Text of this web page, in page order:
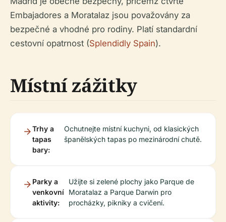
Embajadores a Moratalaz jsou považovány za
bezpečné a vhodné pro rodiny. Platí standardní
cestovní opatrnost (Splendidly Spain).
Místní zážitky
Trhy a
tapas
bary:
Ochutnejte místní kuchyni, od klasických
španělských tapas po mezinárodní chutě.
Parky a
venkovní
aktivity:
Užijte si zelené plochy jako Parque de
Moratalaz a Parque Darwin pro
procházky, pikniky a cvičení.